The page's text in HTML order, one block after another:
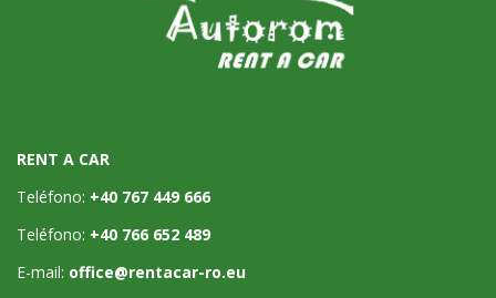
RENT A CAR
Teléfono: +40 767 449 666
Teléfono: +40 766 652 489
E-mail: office@rentacar-ro.eu